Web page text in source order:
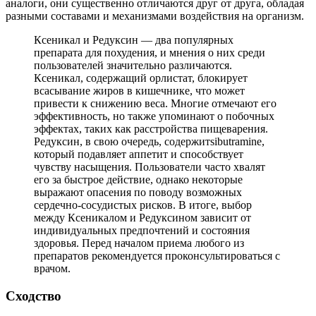
аналоги, они существенно отличаются друг от друга, обладая
разными составами и механизмами воздействия на организм.
Ксеникал и Редуксин — два популярных
препарата для похудения, и мнения о них среди
пользователей значительно различаются.
Ксеникал, содержащий орлистат, блокирует
всасывание жиров в кишечнике, что может
привести к снижению веса. Многие отмечают его
эффективность, но также упоминают о побочных
эффектах, таких как расстройства пищеварения.
Редуксин, в свою очередь, содержитsibutramine,
который подавляет аппетит и способствует
чувству насыщения. Пользователи часто хвалят
его за быстрое действие, однако некоторые
выражают опасения по поводу возможных
сердечно-сосудистых рисков. В итоге, выбор
между Ксеникалом и Редуксином зависит от
индивидуальных предпочтений и состояния
здоровья. Перед началом приема любого из
препаратов рекомендуется проконсультироваться с
врачом.
Сходство